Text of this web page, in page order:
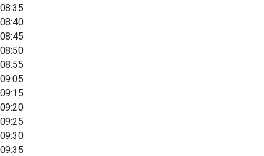
08:35
08:40
08:45
08:50
08:55
09:05
09:15
09:20
09:25
09:30
09:35